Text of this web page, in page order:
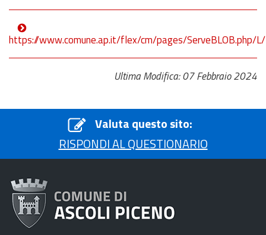
https://www.comune.ap.it/flex/cm/pages/ServeBLOB.php/
Ultima Modifica: 07 Febbraio 2024
Valuta questo sito:
RISPONDI AL QUESTIONARIO